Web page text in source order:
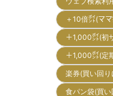
＋10倍㌽(マ
＋1,000㌽(
＋1,000㌽(
楽券(買い回
食パン袋(買